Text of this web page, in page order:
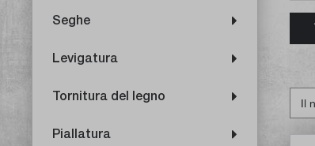
Seghe
Levigatura
Tornitura del legno
Piallatura